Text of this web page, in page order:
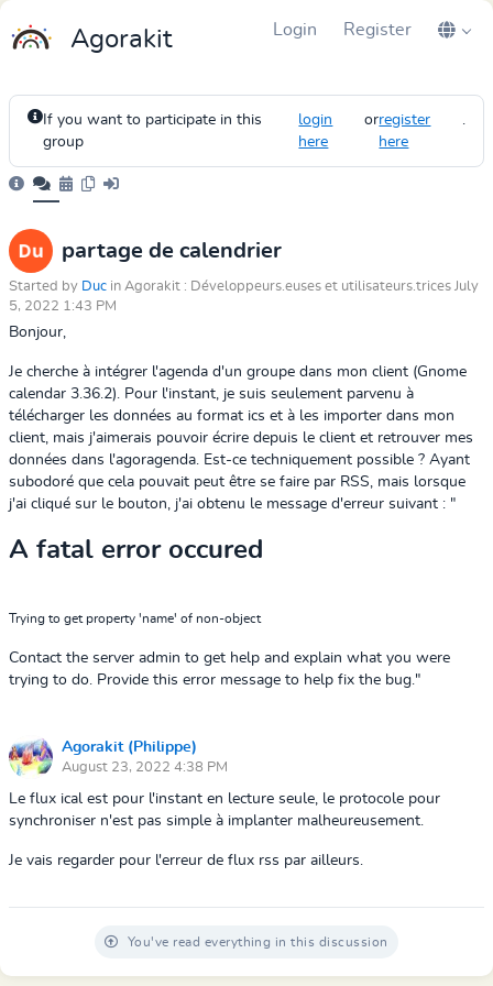
Agorakit Login Register
If you want to participate in this
group
login
here
orregister
here
.
partage de calendrier
Started by Duc in Agorakit : Développeurs.euses et utilisateurs.trices July
5, 2022 1:43 PM
Bonjour,
Je cherche à intégrer l'agenda d'un groupe dans mon client (Gnome
calendar 3.36.2). Pour l'instant, je suis seulement parvenu à
télécharger les données au format ics et à les importer dans mon
client, mais j'aimerais pouvoir écrire depuis le client et retrouver mes
données dans l'agoragenda. Est-ce techniquement possible ? Ayant
subodoré que cela pouvait peut être se faire par RSS, mais lorsque
j'ai cliqué sur le bouton, j'ai obtenu le message d'erreur suivant : "
A fatal error occured
Trying to get property 'name' of non-object
Contact the server admin to get help and explain what you were
trying to do. Provide this error message to help fix the bug."
Agorakit (Philippe)
August 23, 2022 4:38 PM
Le flux ical est pour l'instant en lecture seule, le protocole pour
synchroniser n'est pas simple à implanter malheureusement.
Je vais regarder pour l'erreur de flux rss par ailleurs.
You've read everything in this discussion